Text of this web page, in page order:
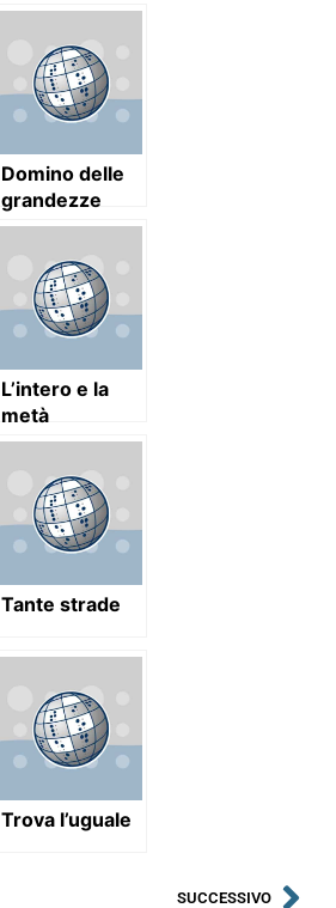
Domino delle
grandezze
L’intero e la
metà
Tante strade
Trova l’uguale
SUCCESSIVO